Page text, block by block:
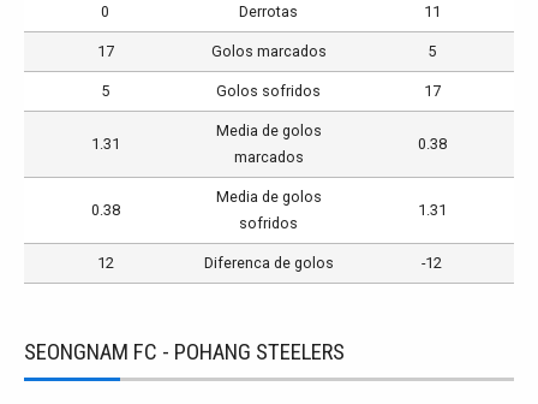
0 Derrotas 11
17 Golos marcados 5
5 Golos sofridos 17
1.31
Media de golos
marcados
0.38
0.38
Media de golos
sofridos
1.31
12 Diferenca de golos -12
SEONGNAM FC - POHANG STEELERS